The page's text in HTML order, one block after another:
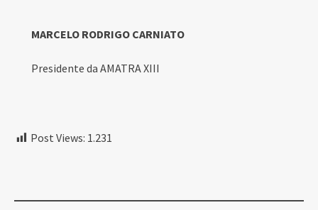
MARCELO RODRIGO CARNIATO
Presidente da AMATRA XIII
Post Views: 1.231